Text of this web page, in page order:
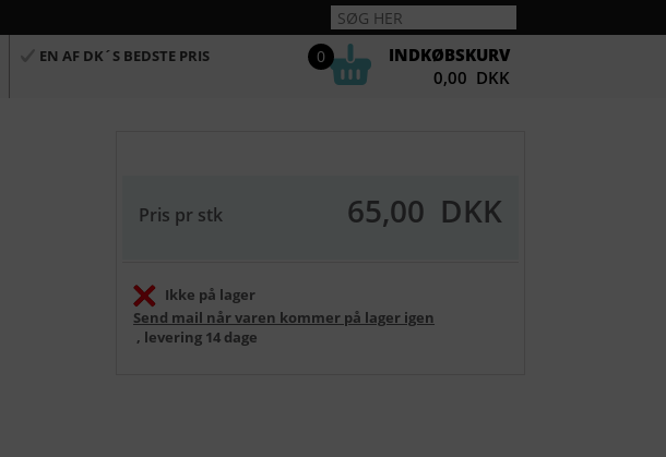
EN AF DK´S BEDSTE PRIS 0
INDKØBSKURV
0,00 DKK
Pris pr stk 65,00 DKK
Ikke på lager
Send mail når varen kommer på lager igen
, levering 14 dage